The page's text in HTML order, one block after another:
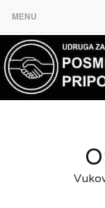
MENU